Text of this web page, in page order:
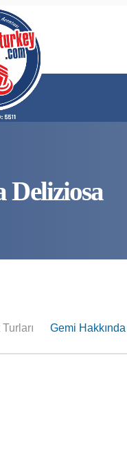
Deliziosa
Gemi Hakkında